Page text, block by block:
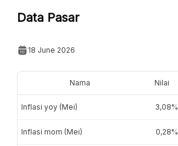
Data Pasar
18 June 2026
Nama Nilai
Inflasi yoy (Mei) 3,08%
Inflasi mom (Mei) 0,28%